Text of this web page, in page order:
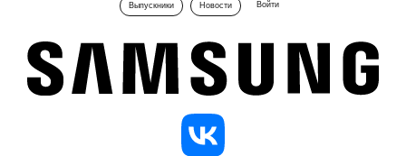
Выпускники Новости Войти